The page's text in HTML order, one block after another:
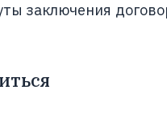
заключения